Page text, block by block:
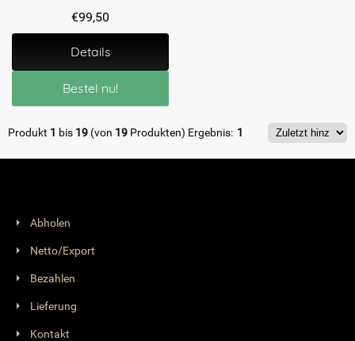
€99,50
Details
Bestel nu!
Produkt 1 bis 19 (von 19 Produkten) Ergebnis: 1
Abholen
Netto/Export
Bezahlen
Lieferung
Kontakt